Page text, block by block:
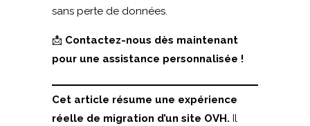
sans perte de données.
📩 Contactez-nous dès maintenant
pour une assistance personnalisée !
Cet article résume une expérience
réelle de migration d’un site OVH. Il